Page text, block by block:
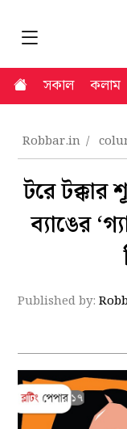
সকাল কলাম
Robbar.in
টরে টক্কার
ব্যাঙের
Published by: